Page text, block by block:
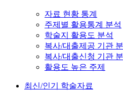
자료 현황 통계
주제별 활용통계 분석
학술지 활용도 분석
복사/대출제공 기관
복사/대출신청 기관
활용도 높은 주제
최신/인기 학술자료